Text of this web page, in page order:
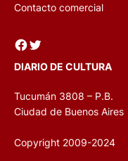
Contacto comercial
Facebook Twitter
DIARIO DE CULTURA
Tucumán 3808 – P.B.
Ciudad de Buenos Aires
Copyright 2009-2024